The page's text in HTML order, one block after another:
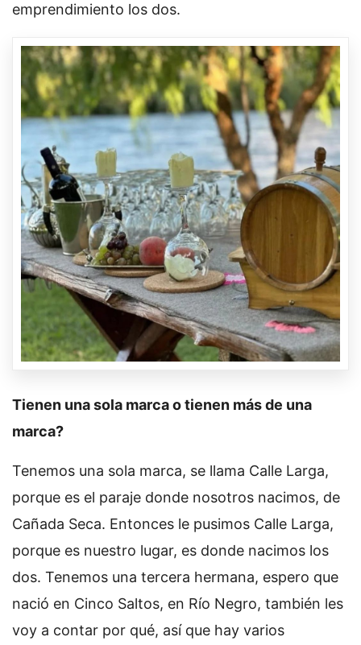
emprendimiento los dos.
Tienen una sola marca o tienen más de una
marca?
Tenemos una sola marca, se llama Calle Larga,
porque es el paraje donde nosotros nacimos, de
Cañada Seca. Entonces le pusimos Calle Larga,
porque es nuestro lugar, es donde nacimos los
dos. Tenemos una tercera hermana, espero que
nació en Cinco Saltos, en Río Negro, también les
voy a contar por qué, así que hay varios